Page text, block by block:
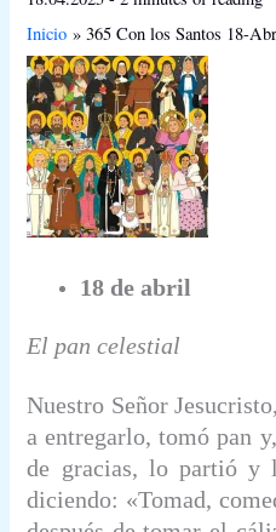
Inicio
365 Con los Santos 18-Abr
18 de abril
El pan celestial
Nuestro Señor
a entregarlo, tomó pan
de gracias, lo partió y
diciendo: «Tomad,